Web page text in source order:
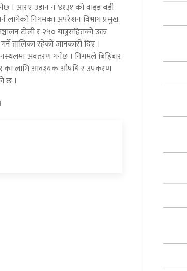
। आरए उडान नं ४१३१ को वाइड बडी
लागेको निगमका अपरेशन विभाग प्रमुख
टोली र २५० यात्रुसहितको उक्त
तालिका रहेको जानकारी दिए ।
अवतरण गर्नेछ । निगमले बिहिबार
का लागि आवश्यक औषधि र उपकरण
छ ।